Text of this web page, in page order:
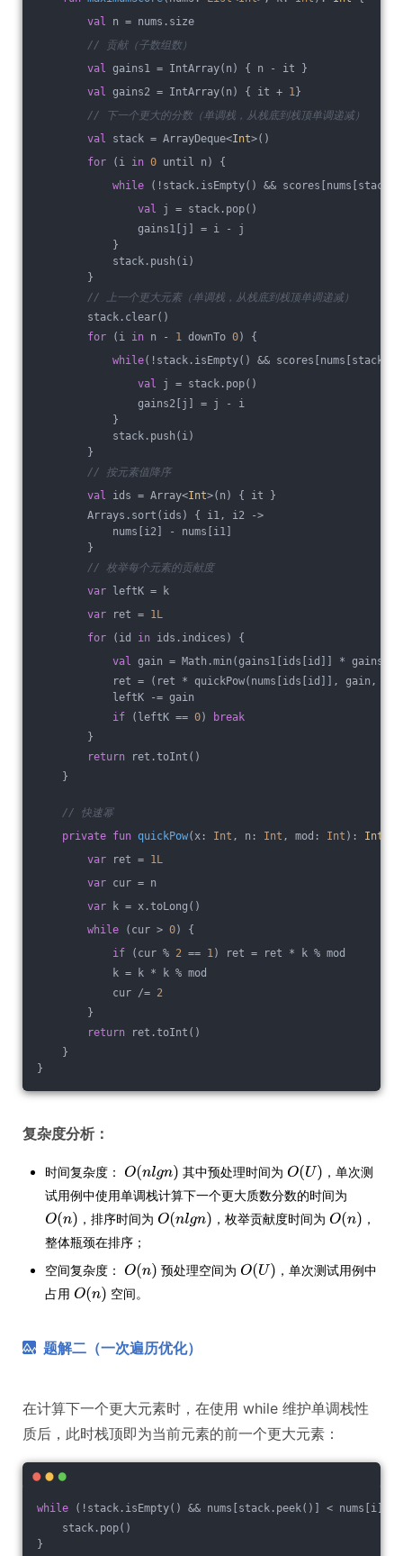
val n = nums.size
// 贡献（子数组数）
val gains1 = IntArray(n) { n - it }
val gains2 = IntArray(n) { it + 1}
// 下一个更大的分数（单调栈，从栈底到栈顶单调递减）
val stack = ArrayDeque<Int>()
for (i in 0 until n) {
while (!stack.isEmpty() &&
val j = stack.pop()
gains1[j] = i - j
}
stack.push(i)
}
// 上一个更大元素（单调栈，从栈底到栈顶单调递减）
stack.clear()
for (i in n - 1 downTo 0) {
while(!stack.isEmpty() &&
val j = stack.pop()
gains2[j] = j - i
}
stack.push(i)
}
// 按元素值降序
val ids = Array<Int>(n) { it }
Arrays.sort(ids) { i1, i2 ->
nums[i2] - nums[i1]
}
// 枚举每个元素的贡献度
var leftK = k
var ret = 1L
for (id in ids.indices) {
val gain = Math.min(gains1[ids[id]] *
ret = (ret * quickPow(nums[ids[id]], gain, MOD))
leftK -= gain
if (leftK == 0)
break
}
return ret.toInt()
}
// 快速幂
private fun quickPow(x: Int , n: Int , mod: Int ) : Int
var ret = 1L
var cur = n
var k = x.toLong()
while (cur > 0) {
if (cur % 2 == 1) ret = ret * k % mod
k = k * k % mod
cur /= 2
}
return ret.toInt()
}
}
复杂度分析：
时间复杂度： 其中预处理时间为
，单次测
试用例中使用单调栈计算下一个更大质数分数的时间为
，排序时间为
，枚举贡献度时间为
，
整体瓶颈在排序；
空间复杂度：
预处理空间为
，单次测试用例中
占用
空间。
题解二（一次遍历优化）
在计算下一个更大元素时，在使用 while 维护单调栈性
质后，此时栈顶即为当前元素的前一个更大元素：
while (!stack.isEmpty() && nums[stack.peek()] < nums[i]) {
stack.pop()
}